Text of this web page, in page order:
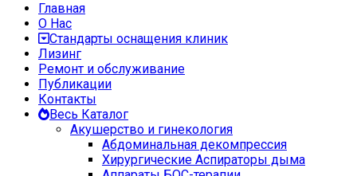
Главная
О Нас
Стандарты оснащения клиник
Лизинг
Ремонт и обслуживание
Публикации
Контакты
Весь Каталог
Акушерство и гинекология
Абдоминальная декомпрессия
Хирургические Аспираторы дыма